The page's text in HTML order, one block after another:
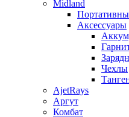
Midland
Аксессуары
Чехлы
AjetRays
Аргут
Комбат